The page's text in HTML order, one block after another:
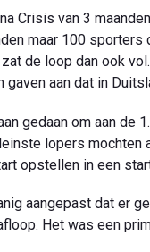
Crisis van 3
maar 100
de loop dan ook
gaven aan dat in
gedaan om aan de
lopers mochten
opstellen in een
aangepast dat er
Het was een